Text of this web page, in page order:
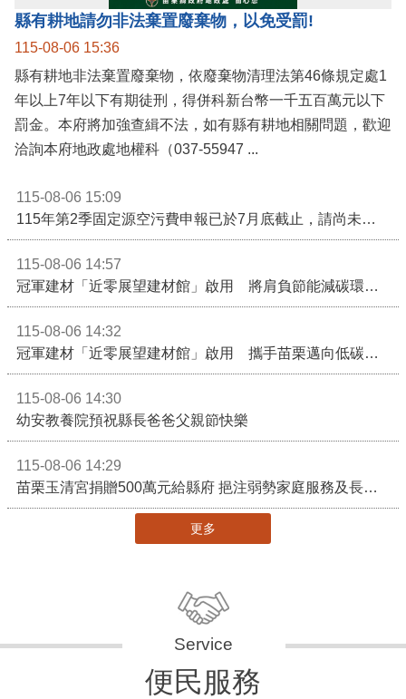
縣有耕地請勿非法棄置廢棄物，以免受罰!
115-08-06 15:36
縣有耕地非法棄置廢棄物，依廢棄物清理法第46條規定處1
年以上7年以下有期徒刑，得併科新台幣一千五百萬元以下
罰金。本府將加強查緝不法，如有縣有耕地相關問題，歡迎
115-08-06 15:09
115-08-06 14:57
115-08-06 14:32
115-08-06 14:30
幼安教養院預祝縣長爸爸父親節快樂
115-08-06 14:29
更多
便民服務